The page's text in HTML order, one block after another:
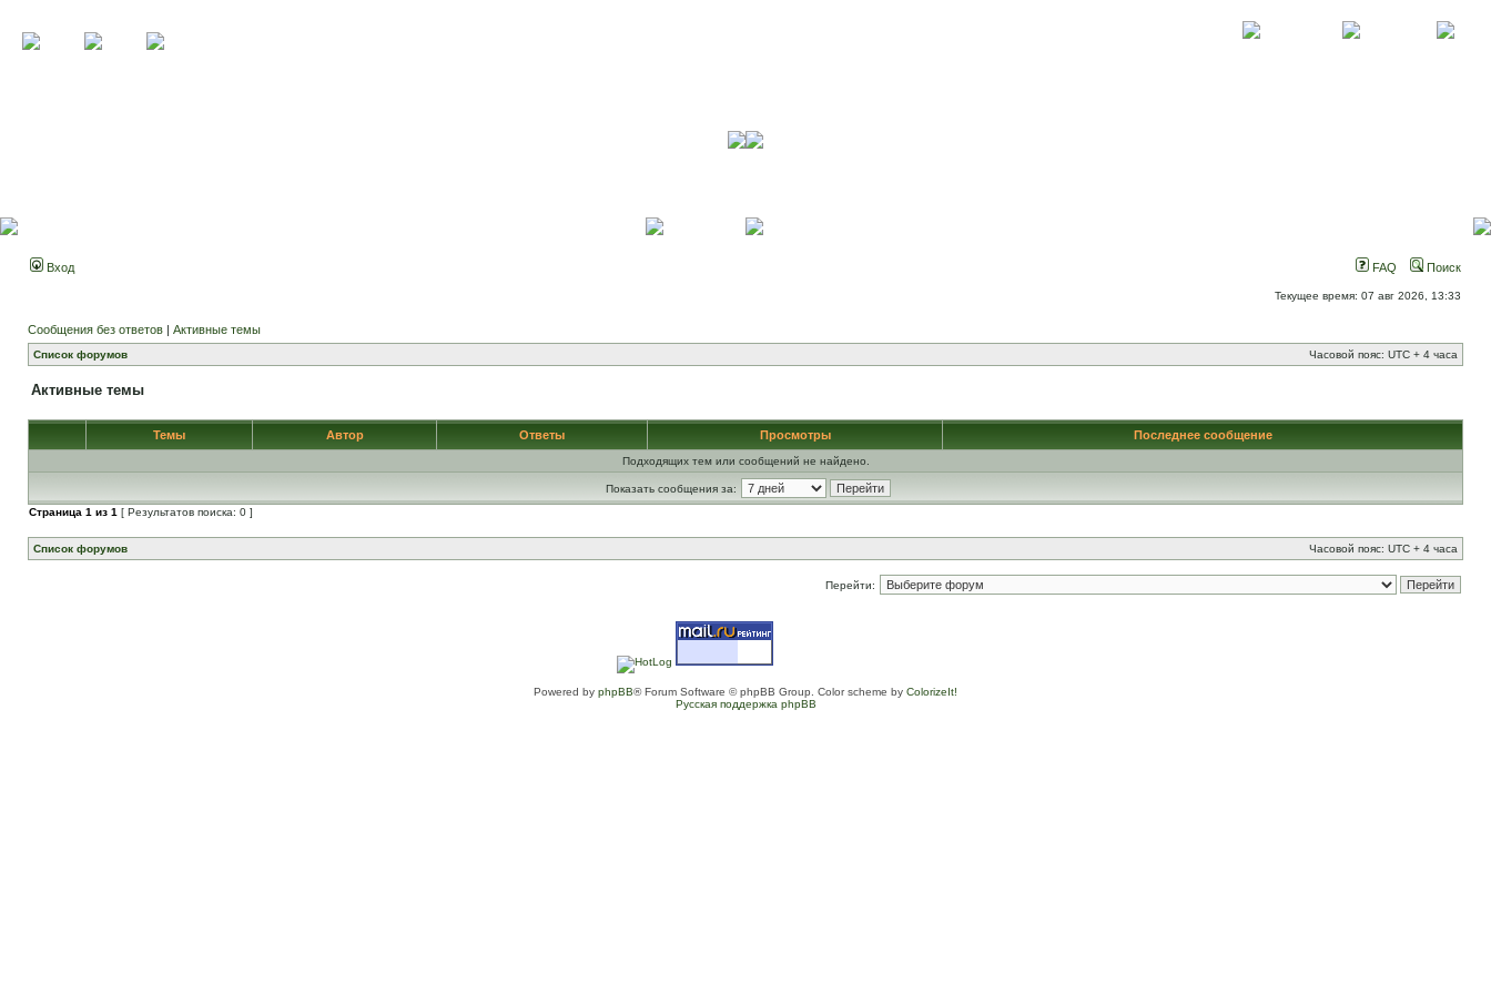
Вход FAQ Поиск
Текущее время: 07 авг 2026, 13:33
Сообщения без ответов | Активные темы
Список форумов Часовой пояс: UTC + 4 часа
Активные темы
Темы Автор Ответы Просмотры Последнее сообщение
Подходящих тем или сообщений не найдено.
Показать сообщения за:
Страница 1 из 1 [ Результатов поиска: 0 ]
Список форумов Часовой пояс: UTC + 4 часа
Перейти:
Powered by phpBB® Forum Software © phpBB Group. Color scheme by ColorizeIt!
Русская поддержка phpBB